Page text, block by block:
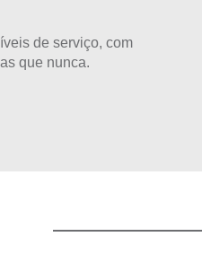
de serviço, com
que nunca.